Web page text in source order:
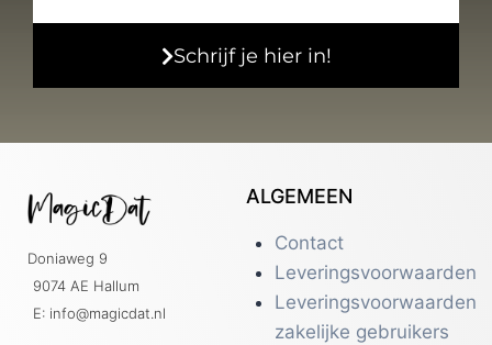
Schrijf je hier in!
Doniaweg 9
9074 AE Hallum
E: info@magicdat.nl
ALGEMEEN
Contact
Leveringsvoorwaarden
Leveringsvoorwaarden
zakelijke gebruikers